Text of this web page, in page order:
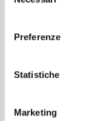
Preferenze
Statistiche
Marketing
Museo
Leonardo e